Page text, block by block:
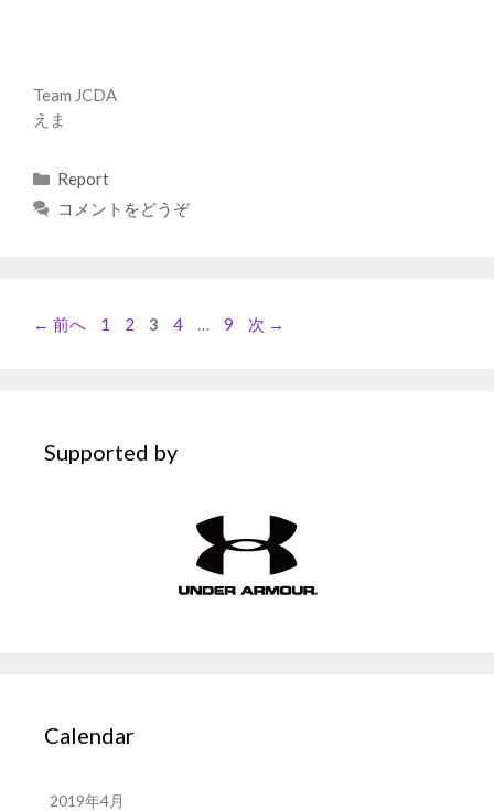
Team JCDA
えま
カ
Report
コメントをどうぞ
← 前へ
ペ
1
ペ
2
ペ
3
ペ
4 …
ペ
9 次 →
Supported by
Calendar
2019年4月